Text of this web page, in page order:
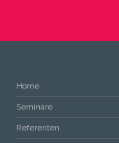
Home
Seminare
Referenten